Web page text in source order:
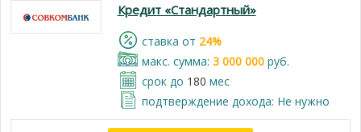
Кредит «Стандартный»
cтавка от 24%
макс. сумма: 3 000 000руб.
срок до 180 мес
подтверждение дохода: Не нужно